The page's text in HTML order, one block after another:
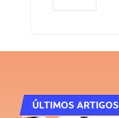
ÚLTIMOS ARTIGOS